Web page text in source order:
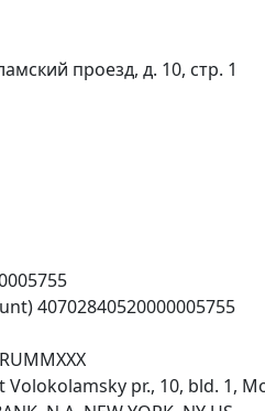
проезд, д. 10, стр. 1
40702840520000005755
pr., 10, bld. 1,